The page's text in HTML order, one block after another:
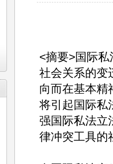
<摘要>国际
社会关系的变
向而在基本精
将引起国际私
强国际私法立
律冲突工具的